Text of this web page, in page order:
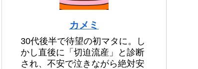
カメミ
30代後半で待望の初マタに。し
かし直後に「切迫流産」と診断
され、不安で泣きながら絶対安